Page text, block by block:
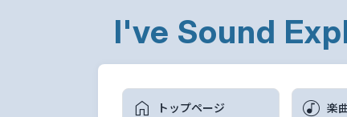
I've Sound
トップページ 楽